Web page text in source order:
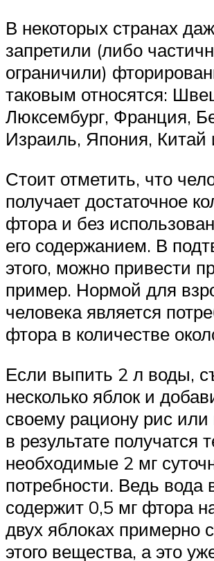
В некоторых странах
запретили (либо
ограничили)
таковым относятся:
Люксембург, Франция,
Израиль, Япония, Китай
Стоит отметить, что
получает достаточное
фтора и без
его содержанием. В
этого, можно привести
пример. Нормой для
человека является
фтора в количестве
Если выпить 2 л воды,
несколько яблок и
своему рациону рис или
в результате получатся
необходимые 2 мг
потребности. Ведь вода
содержит 0,5 мг фтора
двух яблоках примерно
этого вещества, а это